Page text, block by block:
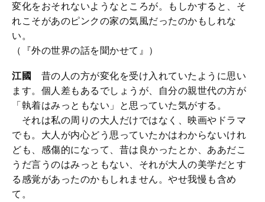
変化をおそれないようなところが。もしかすると、そ
れこそがあのピンクの家の気風だったのかもしれな
い。
（『外の世界の話を聞かせて』）
江國
昔の人の方が変化を受け入れていたように思い
ます。個人差もあるでしょうが、自分の親世代の方が
「執着はみっともない」と思っていた気がする。
それは私の周りの大人だけではなく、映画やドラマ
でも。大人が内心どう思っていたかはわからないけれ
ども、感傷的になって、昔は良かったとか、ああだこ
うだ言うのはみっともない、それが大人の美学だとす
る感覚があったのかもしれません。やせ我慢も含め
て。